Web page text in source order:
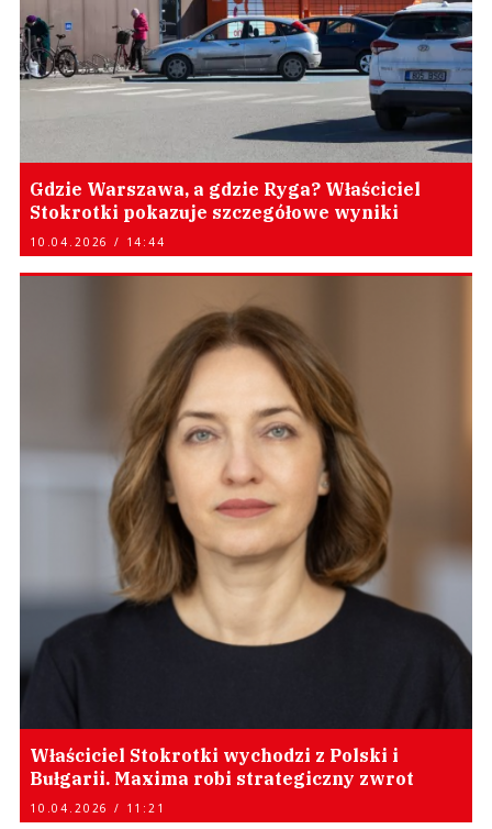
Gdzie Warszawa, a gdzie Ryga? Właściciel
Stokrotki pokazuje szczegółowe wyniki
10.04.2026 / 14:44
Właściciel Stokrotki wychodzi z Polski i
Bułgarii. Maxima robi strategiczny zwrot
10.04.2026 / 11:21